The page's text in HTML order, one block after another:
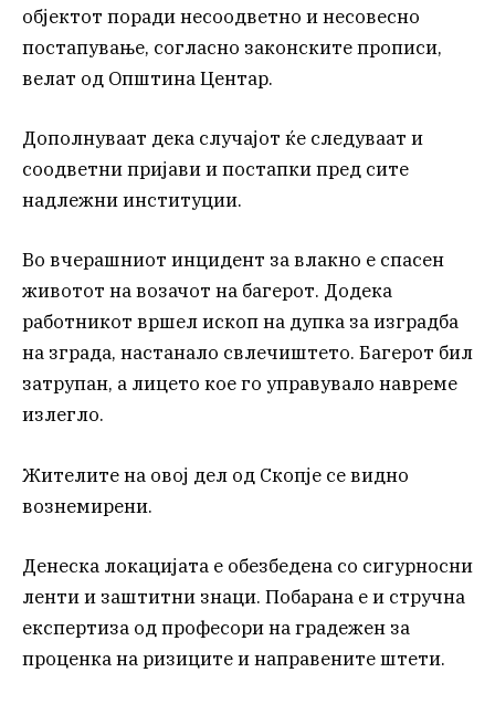
објектот поради несоодветно и несовесно
постапување, согласно законските прописи,
велат од Општина Центар.
Дополнуваат дека случајот ќе следуваат и
соодветни пријави и постапки пред сите
надлежни институции.
Во вчерашниот инцидент за влакно е спасен
животот на возачот на багерот. Додека
работникот вршел ископ на дупка за изградба
на зграда, настанало свлечиштето. Багерот бил
затрупан, а лицето кое го управувало навреме
излегло.
Жителите на овој дел од Скопје се видно
вознемирени.
Денеска локацијата е обезбедена со сигурносни
ленти и заштитни знаци. Побарана е и стручна
експертиза од професори на градежен за
проценка на ризиците и направените штети.